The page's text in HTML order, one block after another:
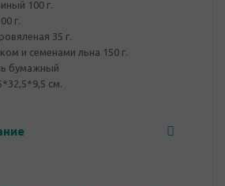
100 г.
г.
35 г.
и семенами льна 150 г.
бумажный
см.